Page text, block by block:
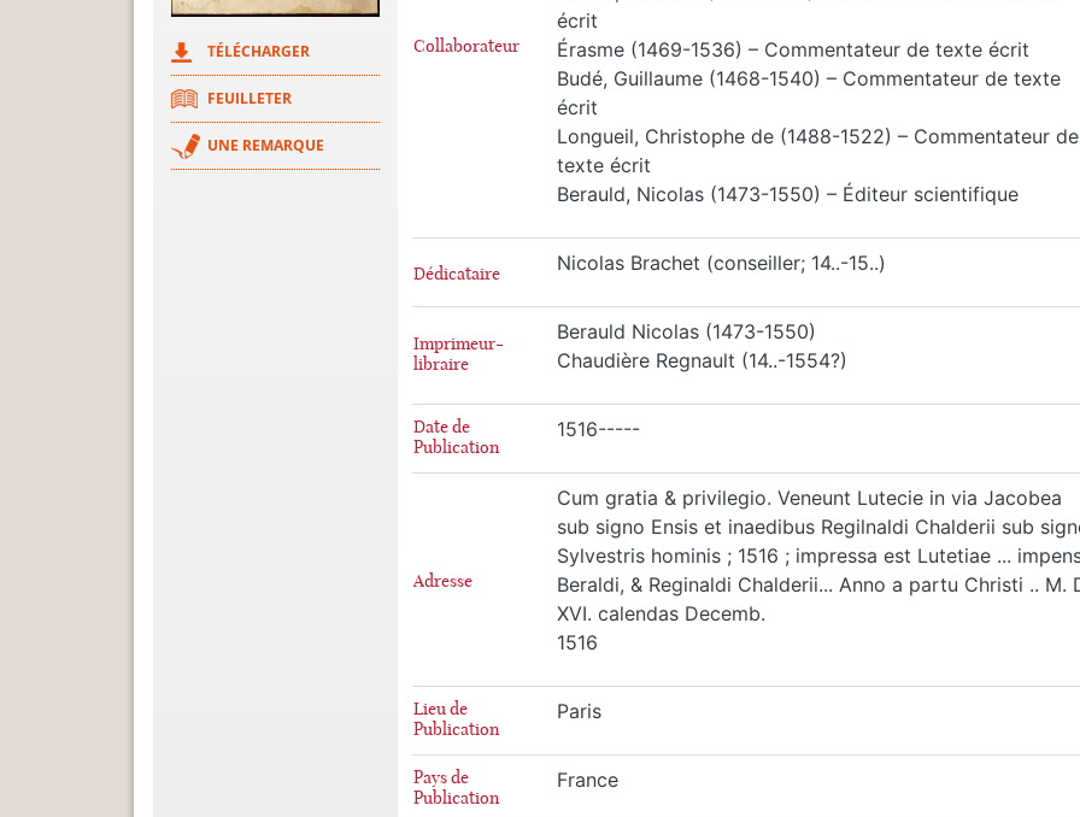
TÉLÉCHARGER
FEUILLETER
UNE REMARQUE
Collaborateur
écrit
Érasme (1469-1536) – Commentateur de texte écrit
Budé, Guillaume (1468-1540) – Commentateur de texte
écrit
Longueil, Christophe de (1488-1522) – Commentateur de
texte écrit
Berauld, Nicolas (1473-1550) – Éditeur scientifique
Dédicataire Nicolas Brachet (conseiller; 14..-15..)
Imprimeur-
libraire
Berauld Nicolas (1473-1550)
Chaudière Regnault (14..-1554?)
Date de
Publication
1516-----
Adresse
Cum gratia & privilegio. Veneunt Lutecie in via Jacobea
sub signo Ensis et inaedibus Regilnaldi Chalderii sub
Sylvestris hominis ; 1516 ; impressa est Lutetiae ...
Beraldi, & Reginaldi Chalderii... Anno a partu Christi .. M.
XVI. calendas Decemb.
1516
Lieu de
Publication
Paris
Pays de
Publication
France